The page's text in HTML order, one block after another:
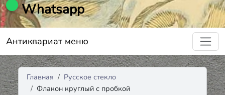
Whatsapp
Антиквариат меню
Главная
Русское стекло
Флакон круглый с пробкой